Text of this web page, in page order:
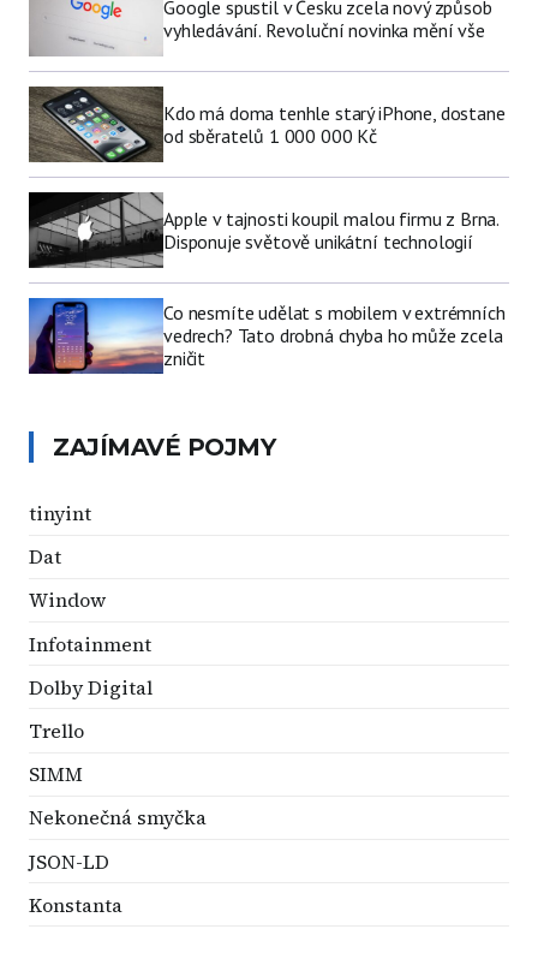
Google spustil v Česku zcela nový způsob
vyhledávání. Revoluční novinka mění vše
Kdo má doma tenhle starý iPhone, dostane
od sběratelů 1 000 000 Kč
Apple v tajnosti koupil malou firmu z Brna.
Disponuje světově unikátní technologií
Co nesmíte udělat s mobilem v extrémních
vedrech? Tato drobná chyba ho může zcela
zničit
ZAJÍMAVÉ POJMY
tinyint
Dat
Window
Infotainment
Dolby Digital
Trello
SIMM
Nekonečná smyčka
JSON-LD
Konstanta